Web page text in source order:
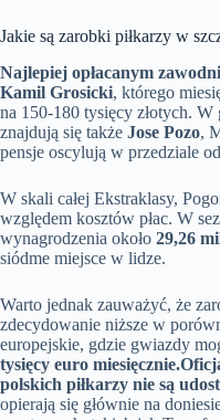
Jakie są zarobki piłkarzy w
Najlepiej opłacanym
Kamil Grosicki, którego
na 150-180 tysięcy złotych.
znajdują się także Jose Pozo,
pensje oscylują w przedziale
W skali całej Ekstraklasy,
względem kosztów płac. W
wynagrodzenia około 29,26
siódme miejsce w lidze.
Warto jednak zauważyć, że
zdecydowanie niższe w
europejskie, gdzie gwiazdy
tysięcy euro miesięcznie.
polskich piłkarzy nie są
opierają się głównie na